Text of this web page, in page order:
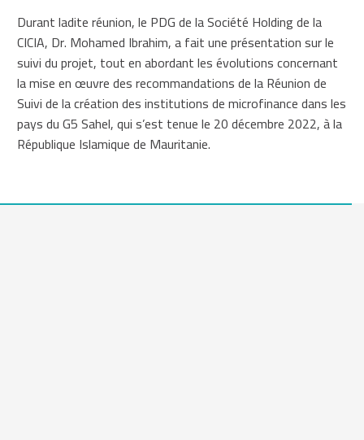
Durant ladite réunion, le PDG de la Société Holding de la
CICIA, Dr. Mohamed Ibrahim, a fait une présentation sur le
suivi du projet, tout en abordant les évolutions concernant
la mise en œuvre des recommandations de la Réunion de
Suivi de la création des institutions de microfinance dans les
pays du G5 Sahel, qui s’est tenue le 20 décembre 2022, à la
République Islamique de Mauritanie.